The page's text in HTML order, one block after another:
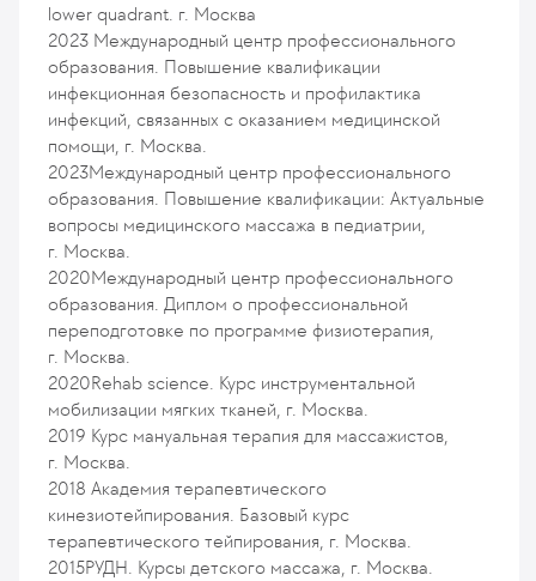
lower quadrant. г. Москва
2023 Международный центр профессионального
образования. Повышение квалификации
инфекционная безопасность и профилактика
инфекций, связанных с оказанием медицинской
помощи, г. Москва.
2023Международный центр профессионального
образования. Повышение квалификации: Актуальные
вопросы медицинского массажа в педиатрии,
г. Москва.
2020Международный центр профессионального
образования. Диплом о профессиональной
переподготовке по программе физиотерапия,
г. Москва.
2020Rehab science. Курс инструментальной
мобилизации мягких тканей, г. Москва.
2019 Курс мануальная терапия для массажистов,
г. Москва.
2018 Академия терапевтического
кинезиотейпирования. Базовый курс
терапевтического тейпирования, г. Москва.
2015РУДН. Курсы детского массажа, г. Москва.